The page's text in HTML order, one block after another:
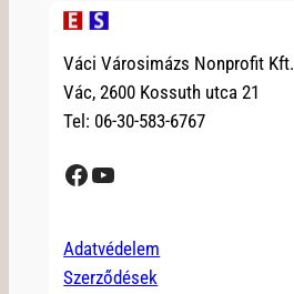
Váci Városimázs Nonprofit Kft.
Vác, 2600 Kossuth utca 21
Tel: 06-30-583-6767
Facebook YouTube
Adatvédelem
Szerződések